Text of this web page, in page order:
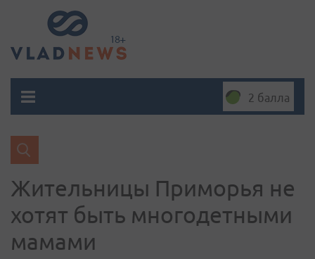
2 балла
Жительницы Приморья не
хотят быть многодетными
мамами